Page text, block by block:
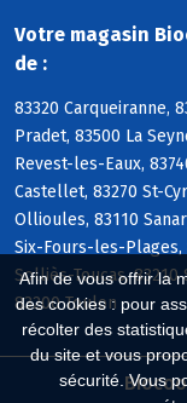
Afin de vous offrir la
des cookies : pour
récolter des
du site et vous
sécurité. Vous
Votre magasin
de :
83320 Carqueiranne,
Pradet, 83500 La
Revest-les-Eaux,
Castellet, 83270 St-
Ollioules, 83110
Six-Fours-les-Plages,
Solliès-Toucas,
83200 Toulon